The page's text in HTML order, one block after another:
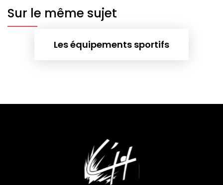
Sur le même sujet
Les équipements sportifs